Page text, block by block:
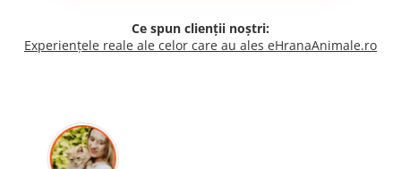
Ce spun clienții noștri:
Experiențele reale ale celor care au ales eHranaAnimale.ro